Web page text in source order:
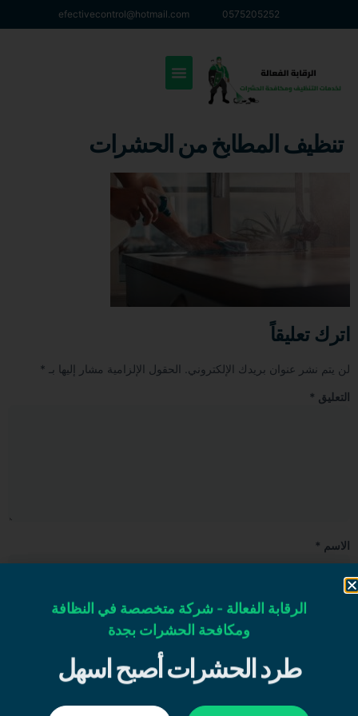
0575205252
efectivecontrol@hotmail.com
تنظيف المطابخ من الحشرات
اترك تعليقاً
لن يتم نشر عنوان بريدك الإلكتروني. الحقول الإلزامية مشار إليها بـ *
التعليق *
الاسم *
البريد الإلكتروني
الموقع الإلكتروني
الرقابة الفعالة - شركة متخصصة في النظافة
ومكافحة الحشرات بجدة
طرد الحشرات أصبح اسهل